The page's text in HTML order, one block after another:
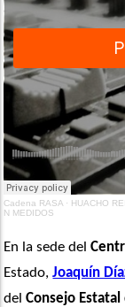
Cadena RASA · HUACHO
N MEDIDOS
En la sede del
Estado, Joaquín
del Consejo Estatal